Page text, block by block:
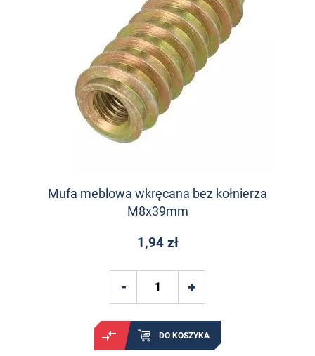
Mufa meblowa wkręcana bez kołnierza
M8x39mm
1,94 zł
DO KOSZYKA